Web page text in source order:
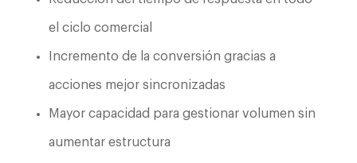
el ciclo comercial
Incremento de la conversión gracias a
acciones mejor sincronizadas
Mayor capacidad para gestionar volumen sin
aumentar estructura